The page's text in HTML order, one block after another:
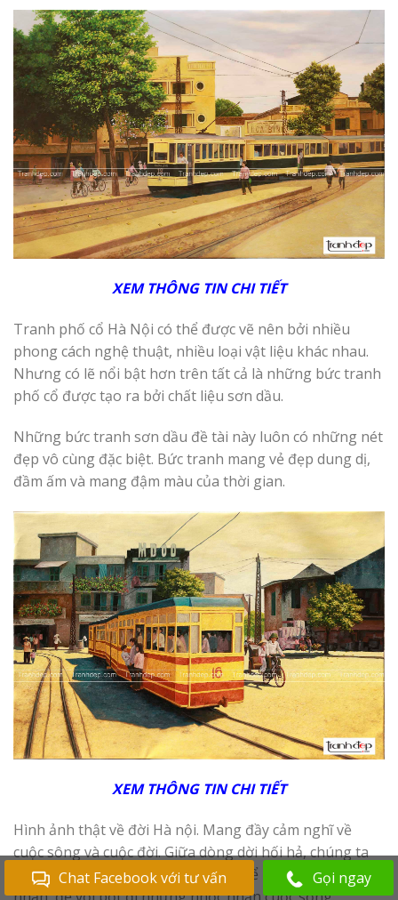
XEM THÔNG TIN CHI TIẾT
Tranh phố cổ Hà Nội có thể được vẽ nên bởi nhiều
phong cách nghệ thuật, nhiều loại vật liệu khác nhau.
Nhưng có lẽ nổi bật hơn trên tất cả là những bức tranh
phố cổ được tạo ra bởi chất liệu sơn dầu.
Những bức tranh sơn dầu đề tài này luôn có những nét
đẹp vô cùng đặc biệt. Bức tranh mang vẻ đẹp dung dị,
đầm ấm và mang đậm màu của thời gian.
XEM THÔNG TIN CHI TIẾT
Hình ảnh thật về đời Hà nội. Mang đầy cảm nghĩ về
cuộc sông và cuộc đời. Giữa dòng dời hối hả, chúng ta
cũng cần lắng lại và sống chậm lại để ngẫm, để cảm
Chat Facebook với tư vấn Gọi ngay